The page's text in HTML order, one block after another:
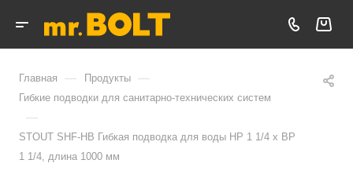
Главная — Продукты —
Гибкие подводки для санитарно-технических систем
—
STOUT SHF-НВ Гибкая подводка для воды НР 1 1/4 х ВР
1 1/4, длина 1000 мм